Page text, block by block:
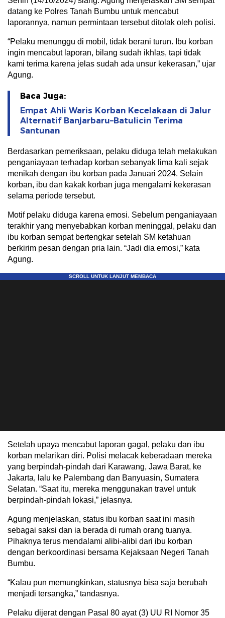
datang ke Polres Tanah Bumbu untuk mencabut
laporannya, namun permintaan tersebut ditolak oleh polisi.
“Pelaku menunggu di mobil, tidak berani turun. Ibu korban
ingin mencabut laporan, bilang sudah ikhlas, tapi tidak
kami terima karena jelas sudah ada unsur kekerasan,” ujar
Agung.
Baca Juga:
Empat Ahli Waris Korban Kecelakaan di Jalur
Alternatif Banjarbaru–Batulicin Terima
Santunan
Berdasarkan pemeriksaan, pelaku diduga telah melakukan
penganiayaan terhadap korban sebanyak lima kali sejak
menikah dengan ibu korban pada Januari 2024. Selain
korban, ibu dan kakak korban juga mengalami kekerasan
selama periode tersebut.
Motif pelaku diduga karena emosi. Sebelum penganiayaan
terakhir yang menyebabkan korban meninggal, pelaku dan
ibu korban sempat bertengkar setelah SM ketahuan
berkirim pesan dengan pria lain. “Jadi dia emosi,” kata
Agung.
Setelah upaya mencabut laporan gagal, pelaku dan ibu
korban melarikan diri. Polisi melacak keberadaan mereka
yang berpindah-pindah dari Karawang, Jawa Barat, ke
Jakarta, lalu ke Palembang dan Banyuasin, Sumatera
Selatan. “Saat itu, mereka menggunakan travel untuk
berpindah-pindah lokasi,” jelasnya.
Agung menjelaskan, status ibu korban saat ini masih
sebagai saksi dan ia berada di rumah orang tuanya.
Pihaknya terus mendalami alibi-alibi dari ibu korban
dengan berkoordinasi bersama Kejaksaan Negeri Tanah
Bumbu.
“Kalau pun memungkinkan, statusnya bisa saja berubah
menjadi tersangka,” tandasnya.
Pelaku dijerat dengan Pasal 80 ayat (3) UU RI Nomor 35